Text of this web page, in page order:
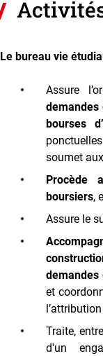
Le bureau vie
Assure
demandes
bourses
soumet
Procède
boursiers,
Assure le
A
et
Traite,
d'un